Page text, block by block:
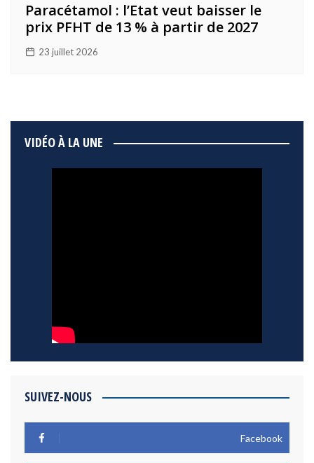
Paracétamol : l’Etat veut baisser le
prix PFHT de 13 % à partir de 2027
23 juillet 2026
VIDÉO À LA UNE
SUIVEZ-NOUS
Facebook